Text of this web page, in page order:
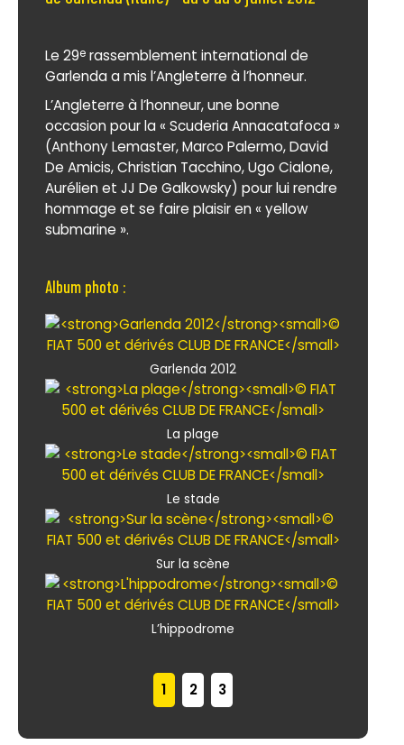
Le 29e rassemblement international de
Garlenda a mis l’Angleterre à l’honneur.
L’Angleterre à l’honneur, une bonne
occasion pour la « Scuderia Annacatafoca »
(Anthony Lemaster, Marco Palermo, David
De Amicis, Christian Tacchino, Ugo Cialone,
Aurélien et JJ De Galkowsky) pour lui rendre
hommage et se faire plaisir en « yellow
submarine ».
Album photo :
Garlenda 2012
La plage
Le stade
Sur la scène
L’hippodrome
1 2 3